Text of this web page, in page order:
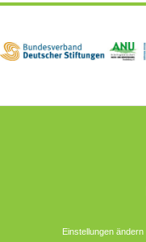
Einstellungen ändern